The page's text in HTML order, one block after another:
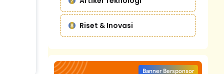
Riset & Inovasi
Banner Bersponsor